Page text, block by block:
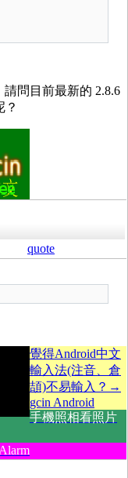
問目前最新的 2.8.6
？
quote
覺得Android中文
輸入法(注音、倉
頡)不易輸入？→
gcin Android
手機照相看照片